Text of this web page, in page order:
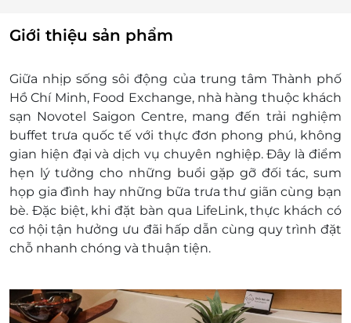
hàng chịu trách nhiệm xuất hóa đơn khi khách
hàng yêu cầu (trên giá bán voucher & phát sinh
Số lượng E-Voucher áp dụng: Sử dụng 01
voucher/ 01 người lớn (Không bù thêm tiền).
Chính sách trẻ em:
Dưới 6 tuổi: Miễn phí.
Từ 6 - 11 tuổi: 435.000 VNĐ/ trẻ (Đã bao gồm
VAT).
Từ 12 tuổi trở lên: Tính 01 voucher như người
lớn.
Khách hàng vui lòng đặt chỗ trước khi đến.
Trường hợp không đặt chỗ trước, nhà hàng xin
Điện thoại: 077 863 8167 hoặc 028 3520 4884.
Địa chỉ: Novotel Saigon Centre: 167 Hai Bà
Giới thiệu sản phẩm
Giữa nhịp sống sôi động của trung tâm Thành phố
Hồ Chí Minh, Food Exchange, nhà hàng thuộc khách
sạn Novotel Saigon Centre, mang đến trải nghiệm
buffet trưa quốc tế với thực đơn phong phú, không
gian hiện đại và dịch vụ chuyên nghiệp. Đây là điểm
hẹn lý tưởng cho những buổi gặp gỡ đối tác, sum
họp gia đình hay những bữa trưa thư giãn cùng bạn
bè. Đặc biệt, khi đặt bàn qua LifeLink, thực khách có
cơ hội tận hưởng ưu đãi hấp dẫn cùng quy trình đặt
chỗ nhanh chóng và thuận tiện.